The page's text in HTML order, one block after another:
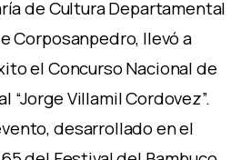
de Cultura Departamental
Corposanpedro, llevó a
el Concurso Nacional de
“Jorge Villamil Cordovez”.
desarrollado en el